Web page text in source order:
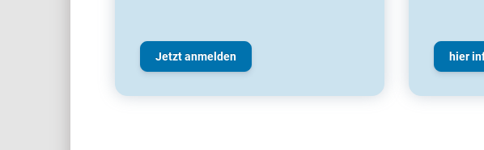
Jetzt anmelden hier